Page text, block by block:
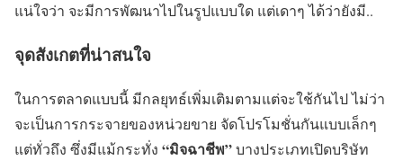
แน่ใจว่า จะมีการพัฒนาไปในรูปแบบใด แต่เดาๆ ได้ว่ายังมี..
จุดสังเกตที่น่าสนใจ
ในการตลาดแบบนี้ มีกลยุทธ์เพิ่มเติมตามแต่จะใช้กันไป ไม่ว่า
จะเป็นการกระจายของหน่วยขาย จัดโปรโมชั่นกันแบบเล็กๆ
แต่ทั่วถึง ซึ่งมีแม้กระทั่ง “มิจฉาชีพ”บางประเภทเปิดบริษัท